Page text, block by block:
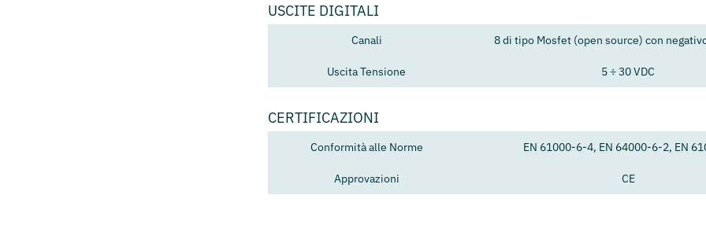
USCITE DIGITALI
Canali 8 di tipo Mosfet (open source) con
Uscita Tensione 5 ÷ 30 VDC
CERTIFICAZIONI
Conformità alle Norme EN 61000-6-4, EN 64000-6-2, EN
Approvazioni CE